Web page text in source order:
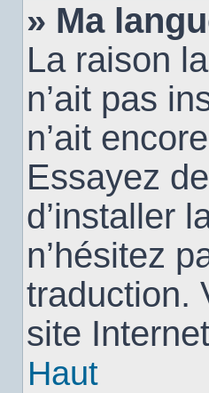
» Ma
La raison
n’ait pas
n’ait
Essayez
d’installer
n’hésitez
traduction.
site
Haut